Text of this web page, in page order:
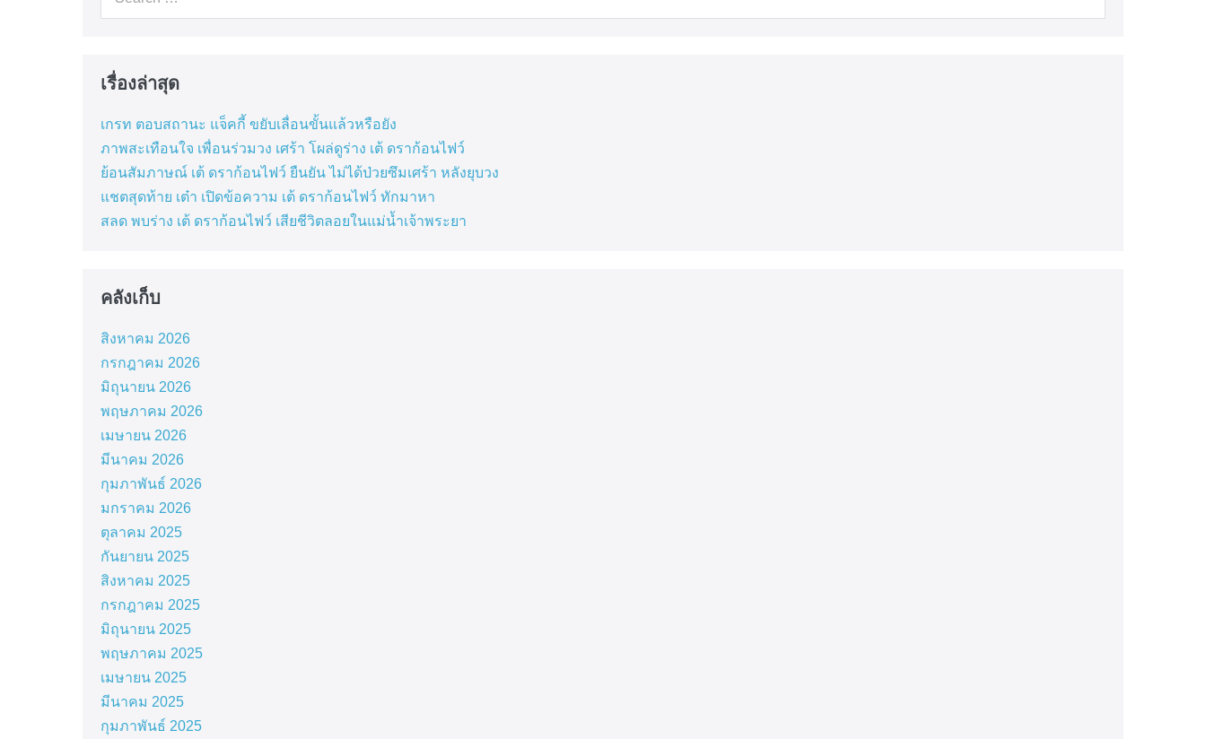
เรื่องล่าสุด
เกรท ตอบสถานะ แจ็คกี้ ขยับเลื่อนขั้นแล้วหรือยัง
ภาพสะเทือนใจ เพื่อนร่วมวง เศร้า โผล่ดูร่าง เต้ ดราก้อนไฟว์
ย้อนสัมภาษณ์ เต้ ดราก้อนไฟว์ ยืนยัน ไม่ได้ป่วยซึมเศร้า หลังยุบวง
แชตสุดท้าย เต๋า เปิดข้อความ เต้ ดราก้อนไฟว์ ทักมาหา
สลด พบร่าง เต้ ดราก้อนไฟว์ เสียชีวิตลอยในแม่น้ำเจ้าพระยา
คลังเก็บ
สิงหาคม 2026
กรกฎาคม 2026
มิถุนายน 2026
พฤษภาคม 2026
เมษายน 2026
มีนาคม 2026
กุมภาพันธ์ 2026
มกราคม 2026
ตุลาคม 2025
กันยายน 2025
สิงหาคม 2025
กรกฎาคม 2025
มิถุนายน 2025
พฤษภาคม 2025
เมษายน 2025
มีนาคม 2025
กุมภาพันธ์ 2025